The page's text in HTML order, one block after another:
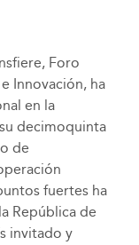
Foro
Innovación, ha
en la
decimoquinta
de
fuertes ha
República de
invitado y